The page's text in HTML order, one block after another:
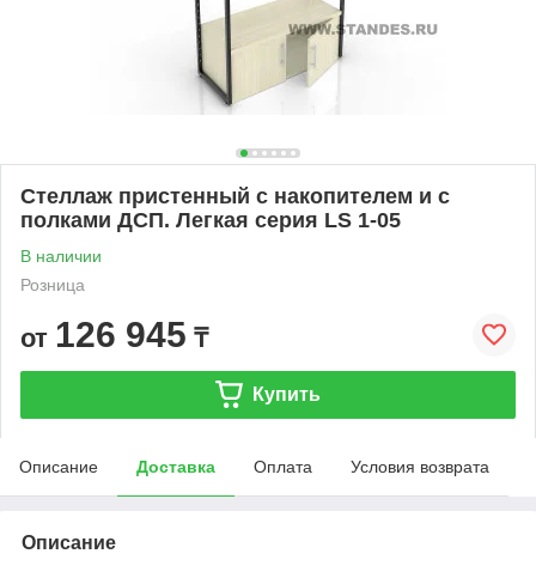
Стеллаж пристенный с накопителем и с
полками ДСП. Легкая серия LS 1-05
В наличии
Розница
от 126 945 ₸
Купить
Описание Доставка Оплата Условия возврата
Описание